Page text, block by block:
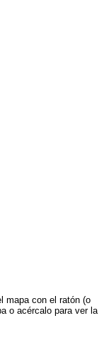
mapa con el ratón (o
o acércalo para ver la